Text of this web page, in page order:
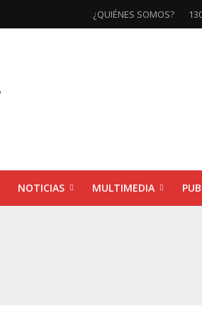
¿QUIÉNES SOMOS?
NOTICIAS MULTIMEDIA